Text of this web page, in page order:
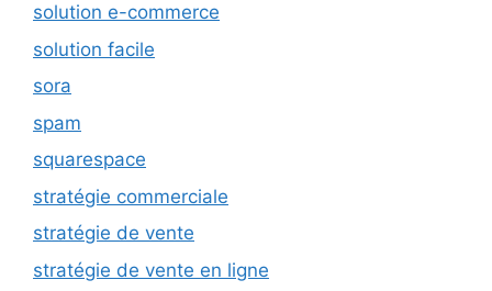
solution e-commerce
solution facile
sora
spam
squarespace
stratégie commerciale
stratégie de vente
stratégie de vente en ligne